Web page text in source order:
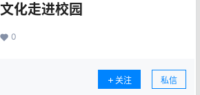
化走进校园
0
关注 私信